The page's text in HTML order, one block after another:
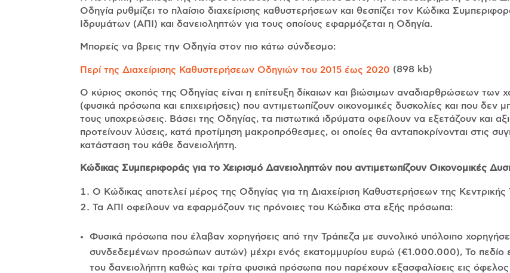
Οδηγία ρυθμίζει το πλαίσιο διαχείρισης καθυστερήσεων και θεσπίζει τον Κώδικα
Ιδρυμάτων (ΑΠΙ) και δανειοληπτών για τους οποίους εφαρμόζεται η Οδηγία.
Μπορείς να βρεις την Οδηγία στον πιο κάτω σύνδεσμο:
Περί της Διαχείρισης Καθυστερήσεων Οδηγιών του 2015 έως 2020 (898 kb)
Ο κύριος σκοπός της Οδηγίας είναι η επίτευξη δίκαιων και βιώσιμων αναδιαρθρώσεων
(φυσικά πρόσωπα και επιχειρήσεις) που αντιμετωπίζουν οικονομικές δυσκολίες και που δεν
τους υποχρεώσεις. Βάσει της Οδηγίας, τα πιστωτικά ιδρύματα οφείλουν να εξετάζουν και
προτείνουν λύσεις, κατά προτίμηση μακροπρόθεσμες, οι οποίες θα ανταποκρίνονται στις
κατάσταση του κάθε δανειολήπτη.
Κώδικας Συμπεριφοράς για το Χειρισμό Δανειοληπτών που αντιμετωπίζουν Οικονομικές
Ο Κώδικας αποτελεί μέρος της Οδηγίας για τη Διαχείριση Καθυστερήσεων της
Τα ΑΠΙ οφείλουν να εφαρμόζουν τις πρόνοιες του Κώδικα στα εξής πρόσωπα:
Φυσικά πρόσωπα που έλαβαν χορηγήσεις από την Τράπεζα με συνολικό υπόλοιπο
συνδεδεμένων προσώπων αυτών) μέχρι ενός εκατομμυρίου ευρώ (€1.000.000), Το πεδίο
του δανειολήπτη καθώς και τρίτα φυσικά πρόσωπα που παρέχουν εξασφαλίσεις εις